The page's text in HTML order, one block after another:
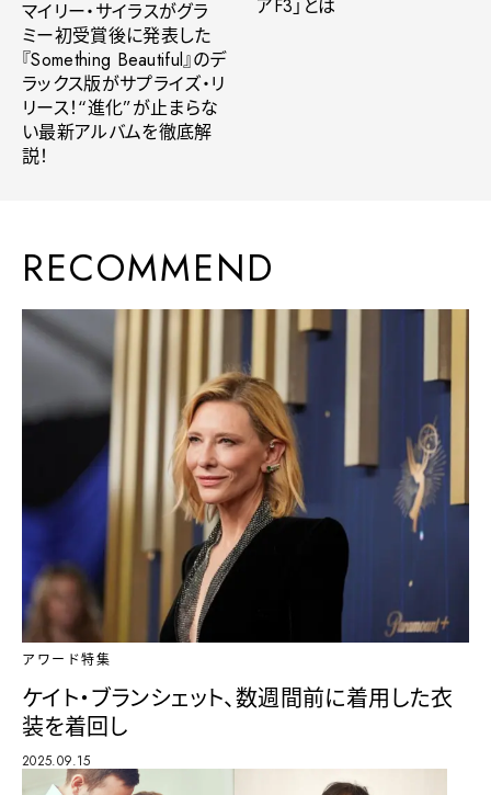
マイリー・サイラスがグラ
ミー初受賞後に発表した
『Something Beautiful』のデ
ラックス版がサプライズ・リ
リース！“進化”が止まらな
い最新アルバムを徹底解
説！
アF3」とは
RECOMMEND
アワード特集
ケイト・ブランシェット、数週間前に着用した衣
装を着回し
2025.09.15